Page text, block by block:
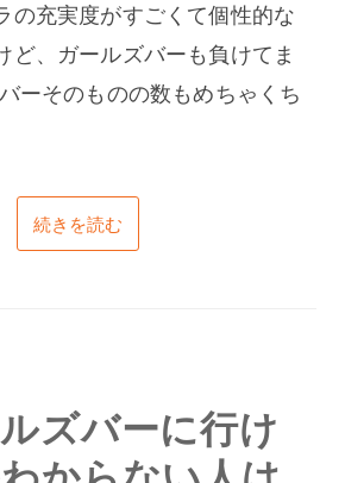
の充実度がすごくて個性的な
ど、ガールズバーも負けてま
ーそのものの数もめちゃくち
続きを読む
ズバーに行け